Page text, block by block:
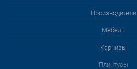
Производители
Мебель
Карнизы
Плинтусы